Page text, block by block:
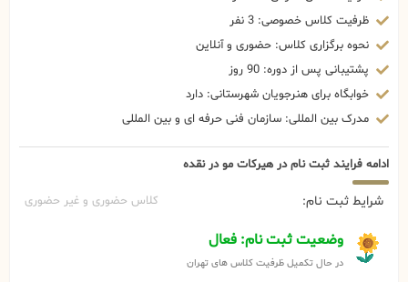
ظرفیت کلاس خصوصی: 3 نفر
نحوه برگزاری کلاس: حضوری و آنلاین
پشتیبانی پس از دوره: 90 روز
خوابگاه برای هنرجویان شهرستانی: دارد
مدرک بین المللی: سازمان فنی حرفه ای و بین المللی
ادامه فرایند ثبت نام در هیرکات مو در نقده
شرایط ثبت نام: کلاس حضوری و غیر حضوری
وضعیت ثبت نام: فعال
در حال تکمیل ظرفیت کلاس های تهران